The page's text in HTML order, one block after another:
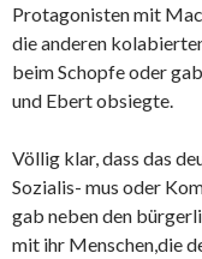
Protagonisten mit
die anderen
beim Schopfe oder
und Ebert obsiegte.
Völlig klar, dass das
Sozialis- mus oder
gab neben den
mit ihr Menschen,die